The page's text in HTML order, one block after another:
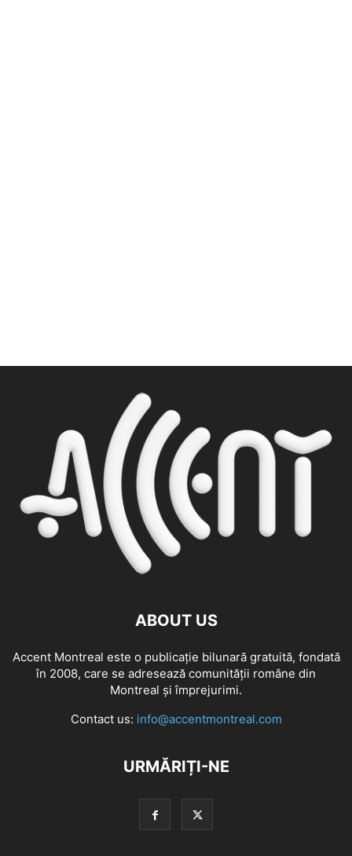
ABOUT US
Accent Montreal este o publicație bilunară gratuită, fondată
în 2008, care se adresează comunităţii române din
Montreal şi împrejurimi.
Contact us: info@accentmontreal.com
URMĂRIȚI-NE